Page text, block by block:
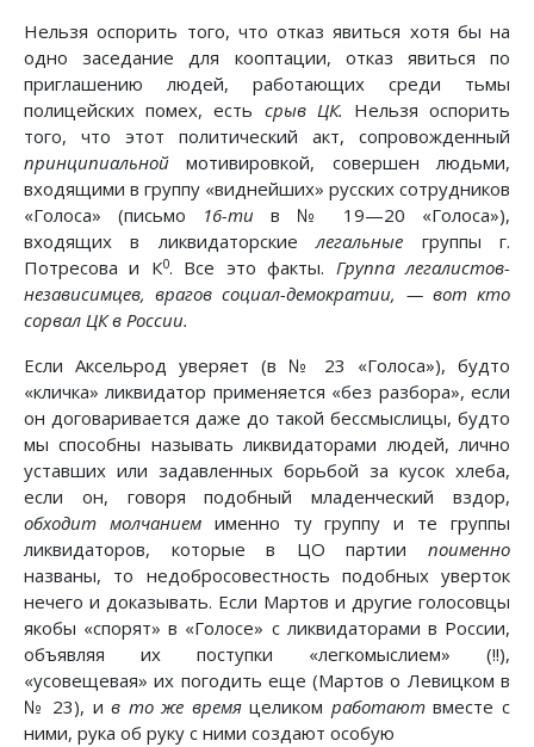
Нельзя оспорить того, что отказ явиться хотя бы на
одно заседание для кооптации, отказ явиться по
приглашению людей, работающих среди тьмы
полицейских помех, есть срыв ЦК. Нельзя оспорить
того, что этот политический акт, сопровожденный
принципиальной мотивировкой, совершен людьми,
входящими в группу «виднейших» русских сотрудников
«Голоса» (письмо 16-ти в № 19—20 «Голоса»),
входящих в ликвидаторскиелегальные группы г.
Потресова и К0. Все это факты. Группа легалистов-
независимцев, врагов социал-демократии, — вот кто
сорвал ЦК в России.
Если Аксельрод уверяет (в № 23 «Голоса»), будто
«кличка» ликвидатор применяется «без разбора», если
он договаривается даже до такой бессмыслицы, будто
мы способны называть ликвидаторами людей, лично
уставших или задавленных борьбой за кусок хлеба,
если он, говоря подобный младенческий вздор,
обходит молчаниемименно ту группу и те группы
ликвидаторов, которые в ЦО партии поименно
названы, то недобросовестность подобных уверток
нечего и доказывать. Если Мартов и другие голосовцы
якобы «спорят» в «Голосе» с ликвидаторами в России,
объявляя их поступки «легкомыслием» (!!),
«усовещевая» их погодить еще (Мартов о Левицком в
№ 23), и в то же времяцеликом работаютвместе с
ними, рука об руку с ними создают особую